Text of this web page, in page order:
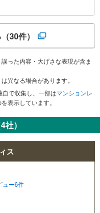
（30件）
った内容・大げさな表現が含ま
異なる場合があります。
で収集し、一部はマンションレ
表示しています。
）
ス
ュー6件